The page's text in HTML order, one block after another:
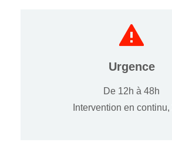
Urgence
De 12h à 48h
Intervention en continu,